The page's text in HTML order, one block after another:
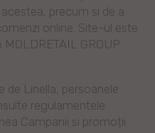
precum si de a
online. Site-ul este
GROUP
de Linella, persoanele
regulamentele
Campanii si promoții